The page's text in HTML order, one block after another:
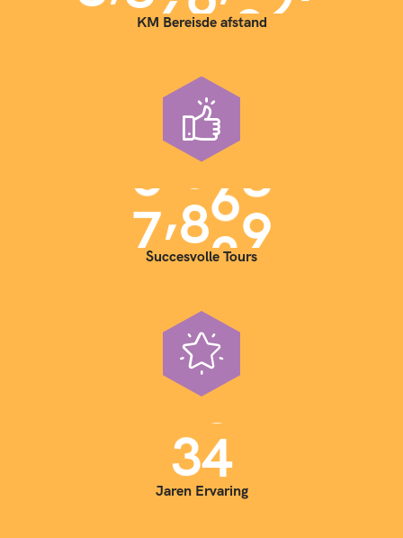
KM Bereisde afstand
7,000
Succesvolle Tours
35
Jaren Ervaring